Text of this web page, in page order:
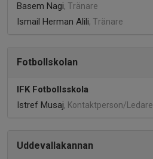
Basem Nagi, Tränare
Ismail Herman Alili, Tränare
Fotbollskolan
IFK Fotbollsskola
Istref Musaj, Kontaktperson/Ledare
Uddevallakannan